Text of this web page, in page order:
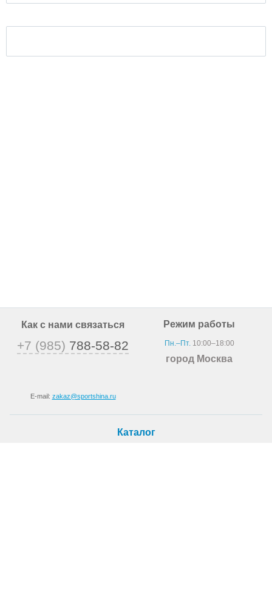
Как с нами связаться
+7 (985) 788-58-82
E-mail: zakaz@sportshina.ru
Режим работы
Пн.–Пт.10:00–18:00
город Москва
Каталог